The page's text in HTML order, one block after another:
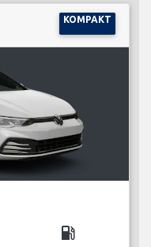
KOMPAKT
local_gas_station